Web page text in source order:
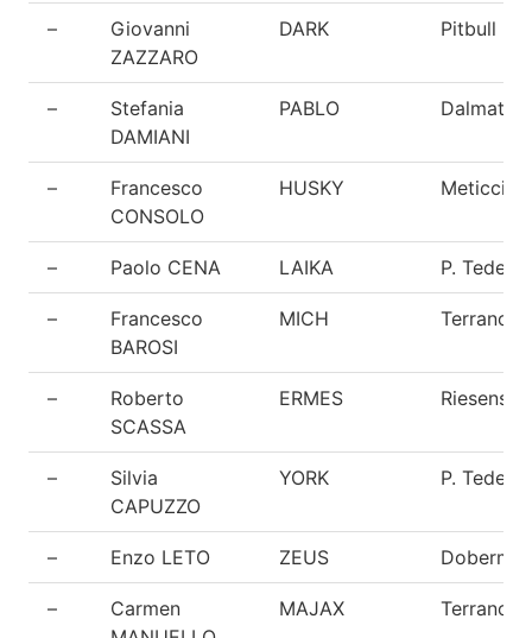
–
Giovanni
ZAZZARO
DARK Pitbull
–
Stefania
DAMIANI
PABLO Dalmata
–
Francesco
CONSOLO
HUSKY Meticcio
– Paolo CENA LAIKA P.
–
Francesco
BAROSI
MICH Terranova
–
Roberto
SCASSA
ERMES
–
Silvia
CAPUZZO
YORK P.
– Enzo LETO ZEUS
–
Carmen
MAJAX Terranova